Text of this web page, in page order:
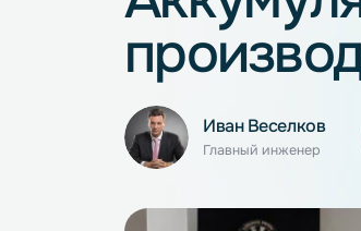
Главный инженер